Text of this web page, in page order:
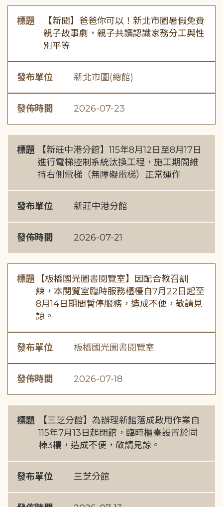
標題
【新聞】爸爸你可以！新北市圖暑假免費
親子故事劇，親子共讀認識家務分工與性
別平等
發布單位 新北市圖(總館)
發佈時間 2026-07-23
標題
【新莊中港分館】115年8月12日至8月17日
進行電梯控制系統汰換工程，施工期間維
持右側電梯（無障礙電梯）正常運作
發布單位 新莊中港分館
發佈時間 2026-07-21
標題
【板橋國光圖書閱覽室】因配合教召訓
練，本閱覽室臨時服務櫃檯自7月22日起至
8月14日期間暫停服務，造成不便，敬請見
諒。
發布單位 板橋國光圖書閱覽室
發佈時間 2026-07-18
標題
【三芝分館】為辦理新館落成啟用作業自
115年7月13日起閉館，臨時櫃臺設置於同
棟3樓，造成不便，敬請見諒。
發布單位 三芝分館